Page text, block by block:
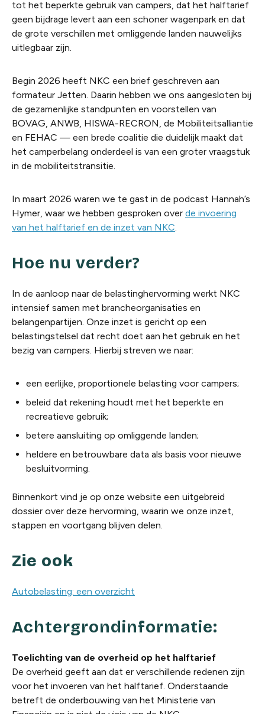
tot het beperkte gebruik van campers, dat het halftarief
geen bijdrage levert aan een schoner wagenpark en dat
de grote verschillen met omliggende landen nauwelijks
uitlegbaar zijn.
Begin 2026 heeft NKC een brief geschreven aan
formateur Jetten. Daarin hebben we ons aangesloten bij
de gezamenlijke standpunten en voorstellen van
BOVAG, ANWB, HISWA-RECRON, de Mobiliteitsalliantie
en FEHAC — een brede coalitie die duidelijk maakt dat
het camperbelang onderdeel is van een groter vraagstuk
in de mobiliteitstransitie.
In maart 2026 waren we te gast in de podcast Hannah’s
Hymer, waar we hebben gesproken over de invoering
van het halftarief en de inzet van NKC.
Hoe nu verder?
In de aanloop naar de belastinghervorming werkt NKC
intensief samen met brancheorganisaties en
belangenpartijen. Onze inzet is gericht op een
belastingstelsel dat recht doet aan het gebruik en het
bezig van campers. Hierbij streven we naar:
een eerlijke, proportionele belasting voor campers;
beleid dat rekening houdt met het beperkte en
recreatieve gebruik;
betere aansluiting op omliggende landen;
heldere en betrouwbare data als basis voor nieuwe
besluitvorming.
Binnenkort vind je op onze website een uitgebreid
dossier over deze hervorming, waarin we onze inzet,
stappen en voortgang blijven delen.
Zie ook
Autobelasting: een overzicht
Achtergrondinformatie:
Toelichting van de overheid op het halftarief
De overheid geeft aan dat er verschillende redenen zijn
voor het invoeren van het halftarief. Onderstaande
betreft de onderbouwing van het Ministerie van